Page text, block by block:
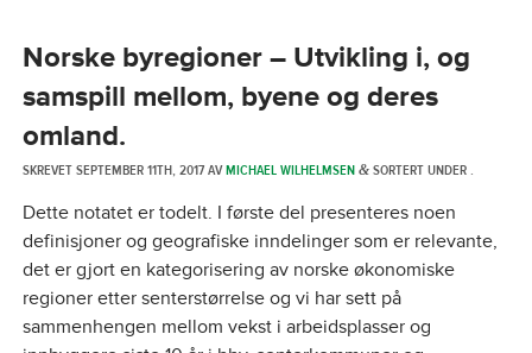
Norske byregioner – Utvikling i, og
samspill mellom, byene og deres
omland.
SKREVETSEPTEMBER 11TH, 2017AVMICHAEL WILHELMSEN &SORTERT UNDER .
Dette notatet er todelt. I første del presenteres noen
definisjoner og geografiske inndelinger som er relevante,
det er gjort en kategorisering av norske økonomiske
regioner etter senterstørrelse og vi har sett på
sammenhengen mellom vekst i arbeidsplasser og